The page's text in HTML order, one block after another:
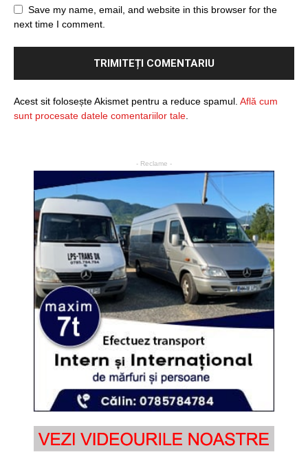
Save my name, email, and website in this browser for the
next time I comment.
Acest sit folosește Akismet pentru a reduce spamul. Află cum
sunt procesate datele comentariilor tale.
- Reclame -